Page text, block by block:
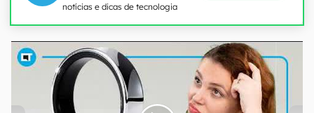
notícias e dicas de tecnologia